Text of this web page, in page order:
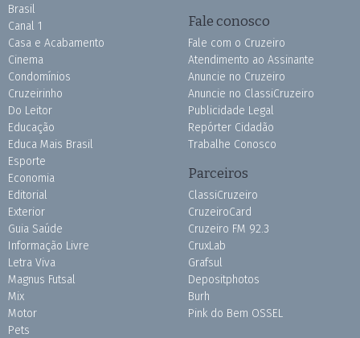
Brasil
Canal 1
Casa e Acabamento
Cinema
Condomínios
Cruzeirinho
Do Leitor
Educação
Educa Mais Brasil
Esporte
Economia
Editorial
Exterior
Guia Saúde
Informação Livre
Letra Viva
Magnus Futsal
Mix
Motor
Pets
Fale conosco
Fale com o Cruzeiro
Atendimento ao Assinante
Anuncie no Cruzeiro
Anuncie no ClassiCruzeiro
Publicidade Legal
Repórter Cidadão
Trabalhe Conosco
Parceiros
ClassiCruzeiro
CruzeiroCard
Cruzeiro FM 92.3
CruxLab
Grafsul
Depositphotos
Burh
Pink do Bem OSSEL